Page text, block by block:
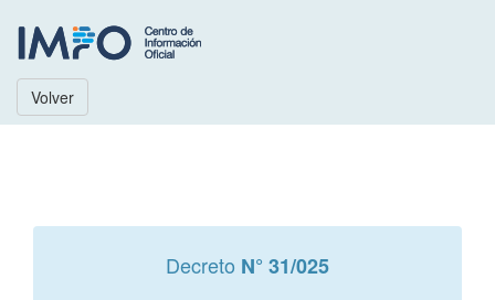
Volver
Decreto N° 31/025